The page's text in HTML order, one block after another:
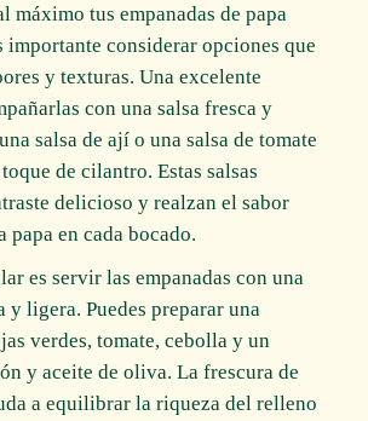
máximo tus empanadas de papa
importante considerar opciones que
y texturas. Una excelente
con una salsa fresca y
salsa de ají o una salsa de tomate
de cilantro. Estas salsas
delicioso y realzan el sabor
en cada bocado.
es servir las empanadas con una
y ligera. Puedes preparar una
verdes, tomate, cebolla y un
y aceite de oliva. La frescura de
a equilibrar la riqueza del relleno